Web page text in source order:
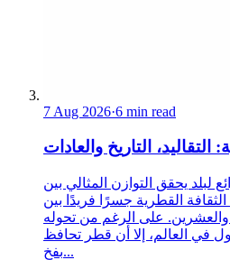
7 Aug 2026·6 min read
التقاليد، التاريخ والعادات
يحقق التوازن المثالي بين
الثقافة القطرية جسرًا فريدًا بين
والعشرين. على الرغم من تحوله
في العالم، إلا أن قطر تحافظ
بفخ...